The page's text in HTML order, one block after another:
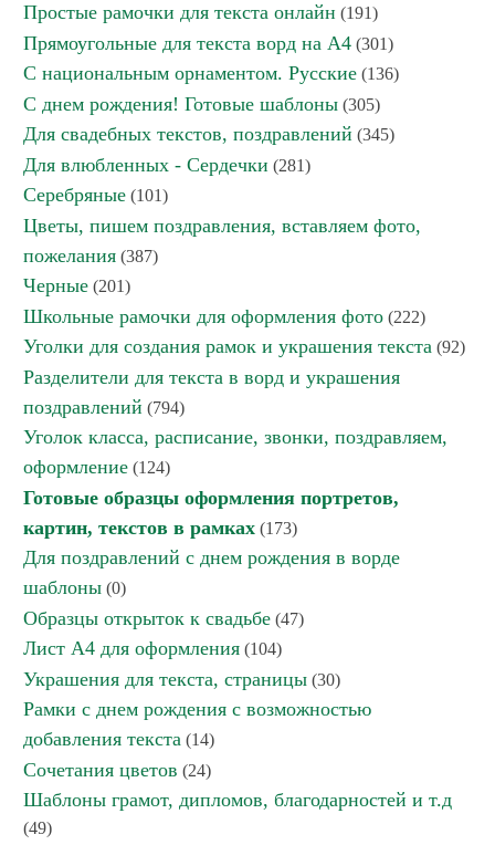
Простые рамочки для текста онлайн (191)
Прямоугольные для текста ворд на А4 (301)
С национальным орнаментом. Русские (136)
С днем рождения! Готовые шаблоны (305)
Для свадебных текстов, поздравлений (345)
Для влюбленных - Сердечки (281)
Серебряные (101)
Цветы, пишем поздравления, вставляем фото,
пожелания (387)
Черные (201)
Школьные рамочки для оформления фото (222)
Уголки для создания рамок и украшения текста (92)
Разделители для текста в ворд и украшения
поздравлений (794)
Уголок класса, расписание, звонки, поздравляем,
оформление (124)
Готовые образцы оформления портретов,
картин, текстов в рамках (173)
Для поздравлений с днем рождения в ворде
шаблоны (0)
Образцы открыток к свадьбе (47)
Лист А4 для оформления (104)
Украшения для текста, страницы (30)
Рамки с днем рождения с возможностью
добавления текста (14)
Сочетания цветов (24)
Шаблоны грамот, дипломов, благодарностей и т.д
(49)